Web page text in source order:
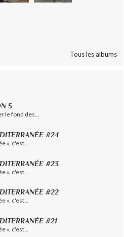
Tous les albums
5
le fond des...
#24
», c'est...
#23
», c'est...
#22
», c'est...
#21
», c'est...